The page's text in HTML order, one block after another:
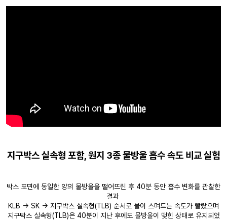
지구박스 실속형 포함, 원지 3종 물방울 흡수 속도 비교 실험
박스 표면에 동일한 양의 물방울을 떨어뜨린 후 40분 동안 흡수 변화를 관찰한
결과
KLB → SK → 지구박스 실속형(TLB) 순서로 물이 스며드는 속도가 빨랐으며
지구박스 실속형(TLB)은 40분이 지난 후에도 물방울이 맺힌 상태로 유지되었